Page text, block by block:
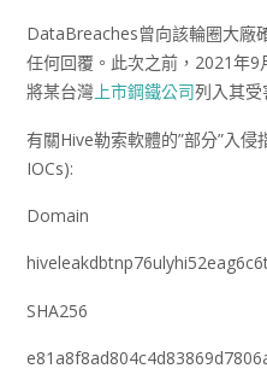
DataBreaches曾向該輪圈大廠
任何回覆。此次之前，2021年9
將某台灣 上市鋼鐵公司列入其受
有關Hive勒索軟體的”部分”入
IOCs):
Domain
SHA256